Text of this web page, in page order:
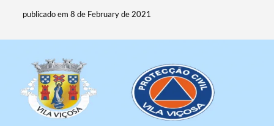
publicado em 8 de February de 2021